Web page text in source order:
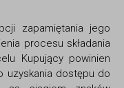
zapamiętania jego
procesu składania
Kupujący powinien
uzyskania dostępu do